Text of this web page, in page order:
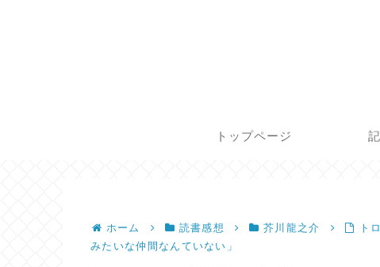
トップページ
ホーム 読書感想 芥川龍之介
ト
みたいな仲間なんていない」